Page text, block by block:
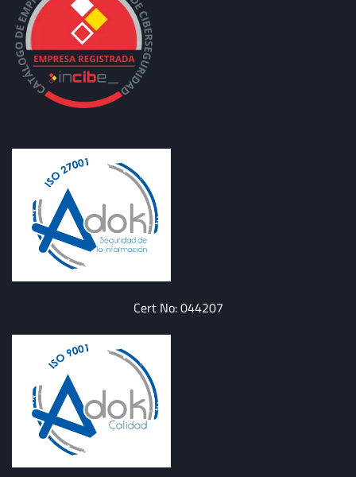
Cert No: 044207